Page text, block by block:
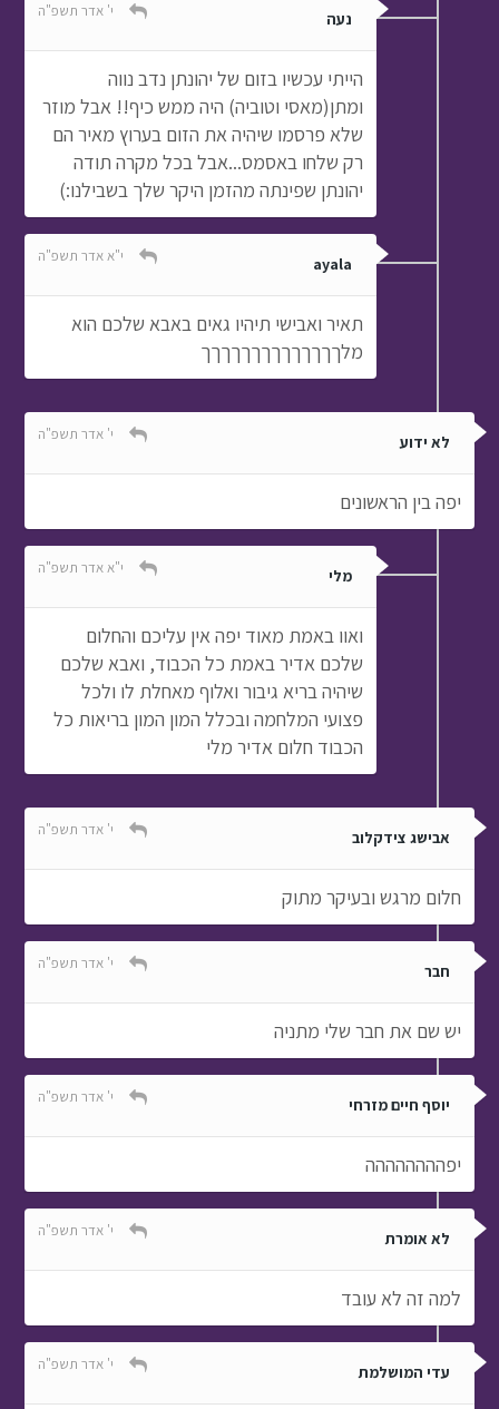
נעה י' אדר תשפ"ה
הייתי עכשיו בזום של יהונתן נדב נווה
ומתן(מאסי וטוביה) היה ממש כיף!! אבל מוזר
שלא פרסמו שיהיה את הזום בערוץ מאיר הם
רק שלחו באסמס...אבל בכל מקרה תודה
יהונתן שפינתה מהזמן היקר שלך בשבילנו:)
ayala י"א אדר תשפ"ה
תאיר ואבישי תיהיו גאים באבא שלכם הוא
מלךךךךךךךךךךךךךך
לא ידוע י' אדר תשפ"ה
יפה בין הראשונים
מלי י"א אדר תשפ"ה
ואוו באמת מאוד יפה אין עליכם והחלום
שלכם אדיר באמת כל הכבוד, ואבא שלכם
שיהיה בריא גיבור ואלוף מאחלת לו ולכל
פצועי המלחמה ובכלל המון המון בריאות כל
הכבוד חלום אדיר מלי
אבישג צידקלוב י' אדר תשפ"ה
חלום מרגש ובעיקר מתוק
חבר י' אדר תשפ"ה
יש שם את חבר שלי מתניה
יוסף חיים מזרחי י' אדר תשפ"ה
יפהההההההה
לא אומרת י' אדר תשפ"ה
למה זה לא עובד
עדי המושלמת י' אדר תשפ"ה